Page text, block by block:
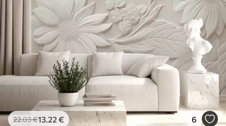
22.03€13 .22 € 6